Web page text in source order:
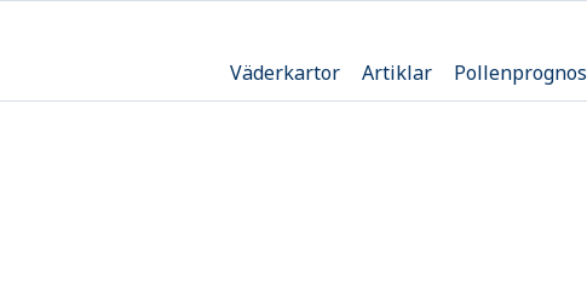
Väderkartor Artiklar Pollenprognos